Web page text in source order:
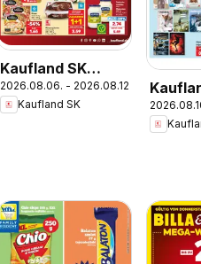
Kaufland SK
akciós újság
2026.08.06. - 2026.08.12.
Kaufland SK
akciós